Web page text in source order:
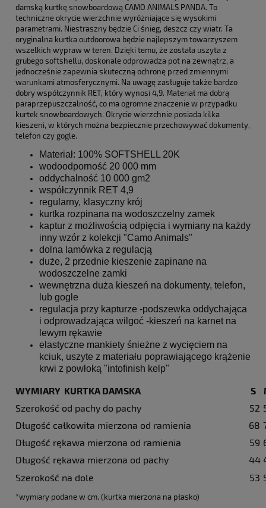
damską kurtkę snowboardową CAMO ANIMALS PANDA. To
techniczne okrycie wierzchnie wyróżniające się wysokimi
parametrami. Niestraszny będzie Ci śnieg, deszcz czy wiatr. Ta
oryginalna kurtka outdoorowa będzie najlepszym towarzyszem
wszelkich wypraw w teren. Dzięki temu, że została uszyta z
grubego softshellu, doskonale odprowadza pot na zewnątrz, a
jednocześnie zapewnia skuteczną ochronę przed zmiennymi
warunkami atmosferycznymi. Na uwagę zasługuje także bardzo
dobry współczynnik RET, który wynosi 4,9. Materiał ma dobrą
paraprzepuszczalność, co ma ogromne znaczenie w przypadku
kurtek snowboardowych. Okrycie wierzchnie posiada kilka
kieszeni, w których można bezpiecznie przechowywać dokumenty,
telefon czy gogle.
Materiał: 100% SOFTSHELL 20K
wodoodporność 20 000 mm
oddychalność 10 000 gm2
współczynnik RET 4,9
regularny, klasyczny krój
kurtka rozpinana na wodoszczelny zamek
kaptur z możliwością odpięcia i wymiany na każdy
inny wzór z kolekcji "Camo Animals"
dolna lamówka z regulacją
duże, 2 przednie kieszenie zapinane na
wodoszczelne zamki
wewnętrzna duża kieszeń na dokumenty, telefon,
lub gogle
regulacja przy kapturze -podszewka oddychająca
i odprowadzająca wilgoć -kieszeń na karnet na
lewym rękawie
elastyczne mankiety śnieżne z wycięciem na
kciuk, uszyte z materiału poprawiającego krążenie
krwi z powłoką "intofinish kelp"
WYMIARY KURTKA DAMSKA S
Szerokość od pachy do pachy
52
Długość całkowita mierzona od ramienia
68
Długość rękawa mierzona od ramienia
59
Długość rękawa mierzona od pachy
44
Szerokość na dole
53
*wymiary podane w cm. (kurtka mierzona na płasko)